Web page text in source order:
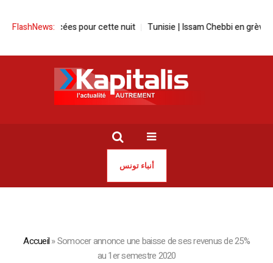
FlashNews:
annoncées pour cette nuit Tunisie | Issam Chebbi en grève de
أنباء تونس
Accueil»Somocer annonce une baisse de ses revenus de 25%
au 1er semestre 2020